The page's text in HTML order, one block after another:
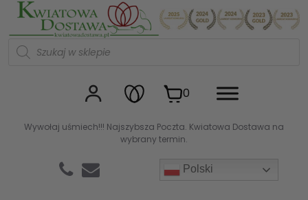
Wywołaj uśmiech!!! Najszybsza Poczta. Kwiatowa Dostawa na
wybrany termin.
Polski
Kwiaciarnia internetowa
W
0